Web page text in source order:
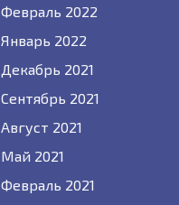
Февраль 2022
Январь 2022
Декабрь 2021
Сентябрь 2021
Август 2021
Май 2021
Февраль 2021